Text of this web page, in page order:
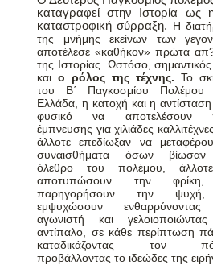
καταγραφεί στην Ιστορία ως
καταστροφική σύρραξη. Η
της μνήμης εκείνων των
αποτέλεσε «καθήκον» πρώτα
της Ιστορίας. Ωστόσο,
και ο ρόλος της τέχνης. Το
του Β΄ Παγκοσμίου Πολέμου
Ελλάδα, η κατοχή και η
φυσικό να αποτελέσουν
έμπνευσης για χιλιάδες
άλλοτε επεδίωξαν να
συναισθήματα όσων
όλεθρο του πολέμου,
αποτυπώσουν την
παρηγορήσουν την
εμψυχώσουν
αγωνιστή και
αντίπαλο, σε κάθε περίπτωση
καταδικάζοντας τον
προβάλλοντας το ιδεώδες της